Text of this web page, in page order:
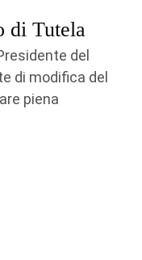
di Tutela
del
di modifica del
piena